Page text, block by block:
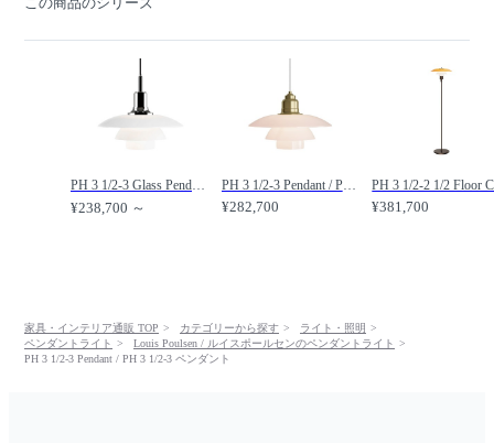
PH 3 1/2-3 Glass Pendant / PH 3 1/2-3 グラスペンダント /
¥238,700 ～
PH 3 1/2-3 Pendant / PH 3 1/2-3 ペンダント（ペール・ローズ） /
¥282,700 ¥381,700
家具・インテリア通販 TOP カテゴリーから探す
ライト・照明
ペンダントライト
Louis Poulsen / ルイスポールセンのペンダントライト
PH 3 1/2-3 Pendant / PH 3 1/2-3 ペンダント